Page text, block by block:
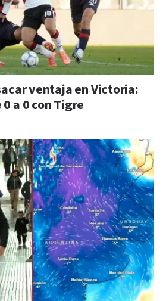
ventaja en Victoria:
a 0 con Tigre